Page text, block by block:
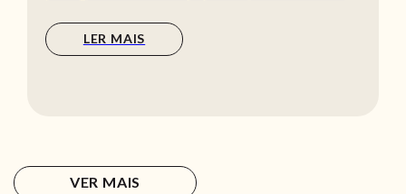
LER MAIS
VER MAIS